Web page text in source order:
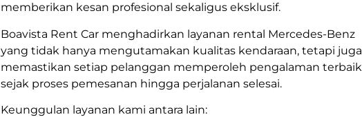
memberikan kesan profesional sekaligus eksklusif.
Boavista Rent Car menghadirkan layanan rental Mercedes-Benz
yang tidak hanya mengutamakan kualitas kendaraan, tetapi juga
memastikan setiap pelanggan memperoleh pengalaman terbaik
sejak proses pemesanan hingga perjalanan selesai.
Keunggulan layanan kami antara lain: